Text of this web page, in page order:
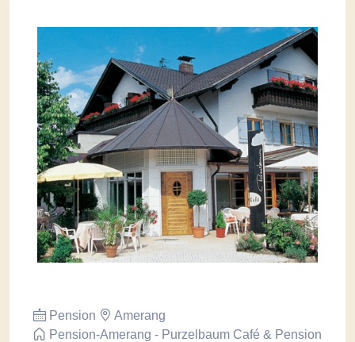
Pension
Amerang
Pension-Amerang - Purzelbaum Café & Pension